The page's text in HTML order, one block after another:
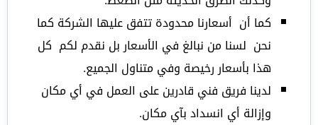
كما أن أسعارنا محدودة تتفق عليها الشركة كما
نحن لسنا من نبالغ في الأسعار بل نقدم لكم كل
هذا بأسعار رخيصة وفي متناول الجميع.
لدينا فريق فني قادرين على العمل في أي مكان
وإزالة أي انسداد بآي مكان.